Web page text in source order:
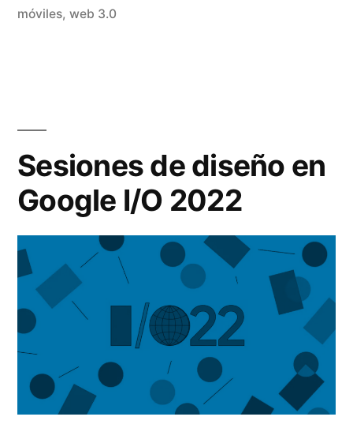
móviles, web 3.0
Sesiones de diseño en
Google I/O 2022